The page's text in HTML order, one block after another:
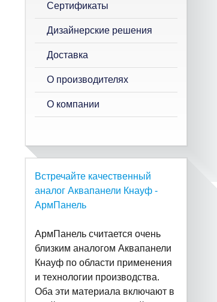
Сертификаты
Дизайнерские решения
Доставка
О производителях
О компании
Встречайте качественный
аналог Аквапанели Кнауф -
АрмПанель
АрмПанель считается очень
близким аналогом Аквапанели
Кнауф по области применения
и технологии производства.
Оба эти материала включают в